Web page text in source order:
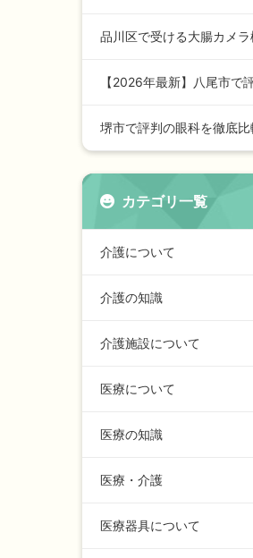
カテゴリ一覧
介護について
介護の知識
介護施設について
医療について
医療の知識
医療・介護
医療器具について